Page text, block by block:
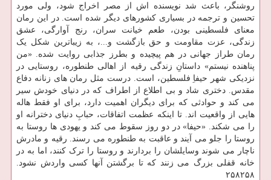
روشنگر، باعث شد نویسنده اش از مصر اخراج شود، ولی مورد
تحسین و ترجمه در بسیاری کشورهای دیگر شده است. در این رمان
معنای فلسطینی بودن، طعم خیانت سران، رنج آوارگی، عشق
زندگی، عزت مقاومت و حق بازگشت و...، به زیباترین شکل یک
رمان طراز جهانی در هم پیچیده و بطرز جذابی روایت شده. «من
پناهنده نیستم» داستانِ زندگی رقیه از اهالی طنطوره، روستایی در
نزدیکی شهر حیفاِ فلسطین، است. درست مثل رمان های زنانه دفاع
مقدس. دختری شاد و بی اطلاع از اطراف که در دنیای خودش سیر
می کند و حوادثی که برای دیگران اهمیت دارد، برای او فقط هاله
هایی از واقعیت اند. تا اینکه عظمت اتفاقات، حبابِ دنیای دخترانه او
را می شکند. «حیفا» در دو روز سقوط می کند و یهودی ها روستا به
روستا را جلو می آیند و عاقبت به طنطوره می رسند. رقیه و مادرش
ناچار می شوند وسایلشان را بردارند و روستا را ترک کنند، اما به در
خانه قفلی بزرگ می زنند که تا برگشتن آنها کسی واردش نشود.
۲۵۸۲۵۸